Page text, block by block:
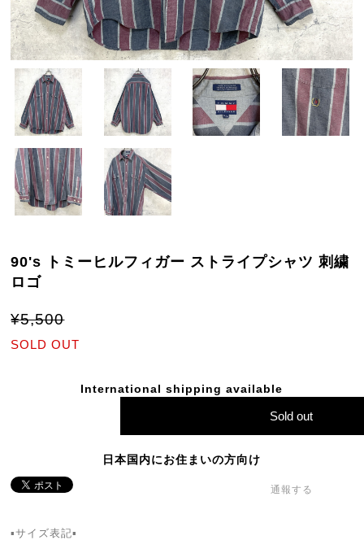
90's トミーヒルフィガー ストライプシャツ 刺繍
ロゴ
¥5,500
SOLD OUT
International shipping available
Sold out
日本国内にお住まいの方向け
通報する
▪️サイズ表記▪️